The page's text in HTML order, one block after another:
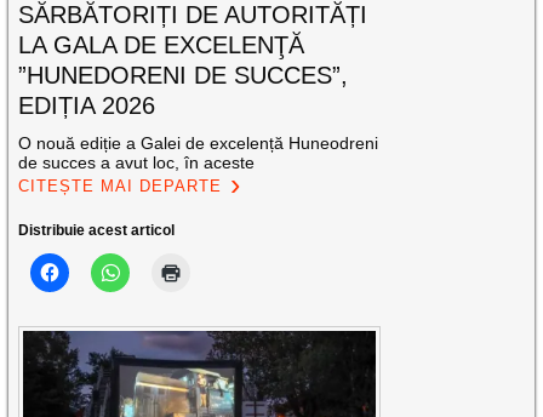
SĂRBĂTORIȚI DE AUTORITĂȚI
LA GALA DE EXCELENŢĂ
”HUNEDORENI DE SUCCES”,
EDIȚIA 2026
O nouă ediție a Galei de excelență Huneodreni
de succes a avut loc, în aceste
CITEȘTE MAI DEPARTE
Distribuie acest articol